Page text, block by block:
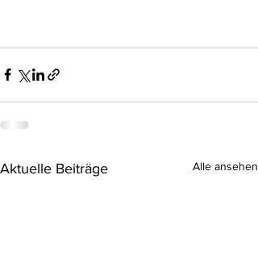
Aktuelle Beiträge Alle ansehen